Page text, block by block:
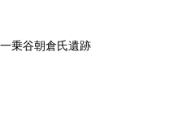
一乗谷朝倉氏遺跡